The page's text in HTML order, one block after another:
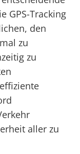
GPS-Tracking
den
zu
zu
aller zu